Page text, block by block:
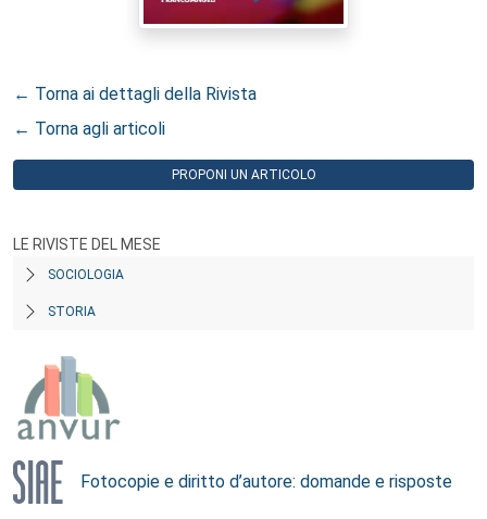
← Torna ai dettagli della Rivista
← Torna agli articoli
PROPONI UN ARTICOLO
LE RIVISTE DEL MESE
SOCIOLOGIA
STORIA
Fotocopie e diritto d’autore: domande e risposte